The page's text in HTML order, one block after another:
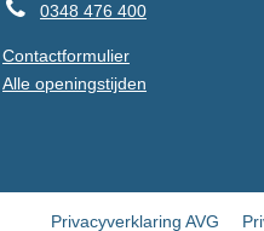
0348 476 400
Contactformulier
Alle openingstijden
Privacyverklaring AVG